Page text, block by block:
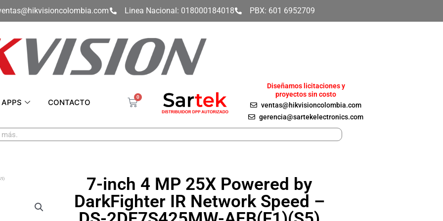
Linea Nacional: 018000184018 PBX: 601 6952709
APPS CONTACTO
0
Carrito
Diseñamos licitaciones y
proyectos sin costo
ventas@hikvisioncolombia.com
gerencia@sartekelectronics.com
7-inch 4 MP 25X Powered by
DarkFighter IR Network Speed –